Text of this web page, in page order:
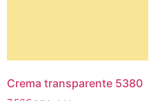
Crema transparente 5380